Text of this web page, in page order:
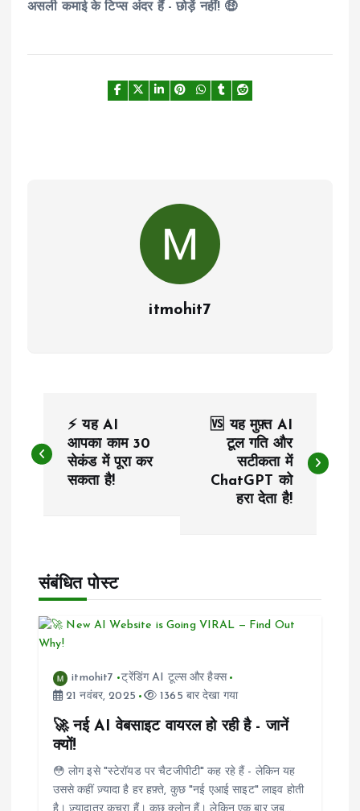
असली कमाई के टिप्स अंदर हैं - छोड़ें नहीं! 🤑
itmohit7
स्ट
गे
श
न
⚡ यह AI
आपका काम 30
सेकंड में पूरा कर
सकता है!
🆚 यह मुफ़्त AI
टूल गति और
सटीकता में
ChatGPT को
हरा देता है!
संबंधित पोस्ट
itmohit7
ट्रेंडिंग AI टूल्स और हैक्स
21 नवंबर, 2025
1365 बार देखा गया
🚀 नई AI वेबसाइट वायरल हो रही है - जानें
क्यों!
😳 लोग इसे "स्टेरॉयड पर चैटजीपीटी" कह रहे हैं - लेकिन यह
उससे कहीं ज़्यादा है हर हफ़्ते, कुछ "नई एआई साइट" लाइव होती